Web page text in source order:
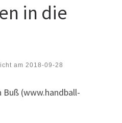
in die
am 2018-09-28
Buß (www.handball-